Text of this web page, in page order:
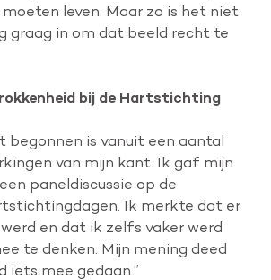
leven. Maar zo is het niet.
graag in om dat beeld recht te
bij de Hartstichting
begonnen is vanuit een aantal
van mijn kant. Ik gaf mijn
paneldiscussie op de
Ik merkte dat er
en dat ik zelfs vaker werd
te denken. Mijn mening deed
iets mee gedaan.”